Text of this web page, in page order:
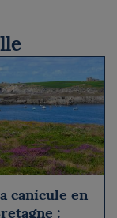
canicule en
: